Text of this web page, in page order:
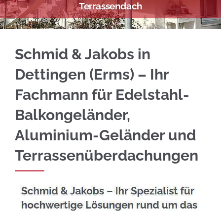
Terrassendach
Schmid & Jakobs in
Dettingen (Erms) – Ihr
Fachmann für Edelstahl-
Balkongeländer,
Aluminium-Geländer und
Terrassenüberdachungen